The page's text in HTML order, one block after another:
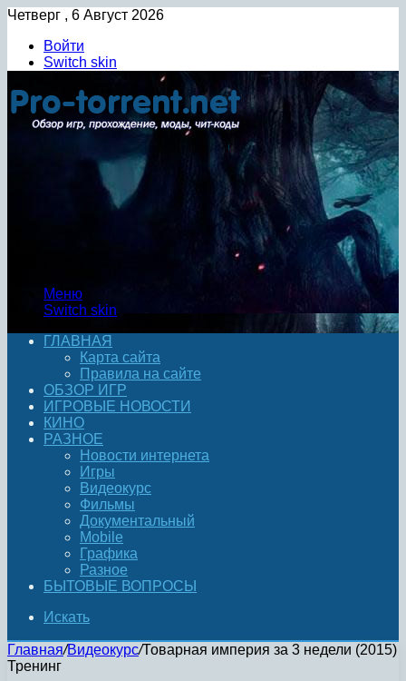
Четверг , 6 Август 2026
Войти
Switch skin
Меню
Switch skin
ГЛАВНАЯ
Карта сайта
Правила на сайте
ОБЗОР ИГР
ИГРОВЫЕ НОВОСТИ
КИНО
РАЗНОЕ
Новости интернета
Игры
Видеокурс
Фильмы
Документальный
Mobile
Графика
Разное
БЫТОВЫЕ ВОПРОСЫ
Искать
Главная/Видеокурс/Товарная империя за 3 недели (2015)
Тренинг